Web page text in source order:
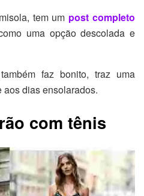
tem um post completo
uma opção descolada e
faz bonito, traz uma
dias ensolarados.
com tênis